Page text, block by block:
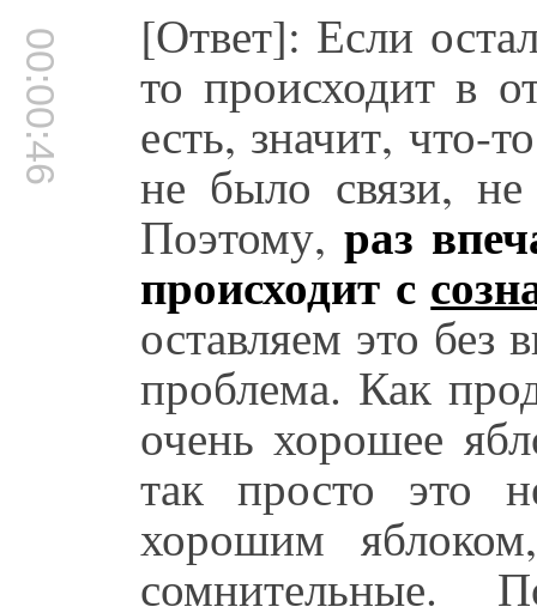
00:00:46 [Ответ]: Если
то происходит в
есть, значит, что-
не было связи,
Поэтому, раз
происходит с
оставляем это без
проблема. Как
очень хорошее
так просто это
хорошим